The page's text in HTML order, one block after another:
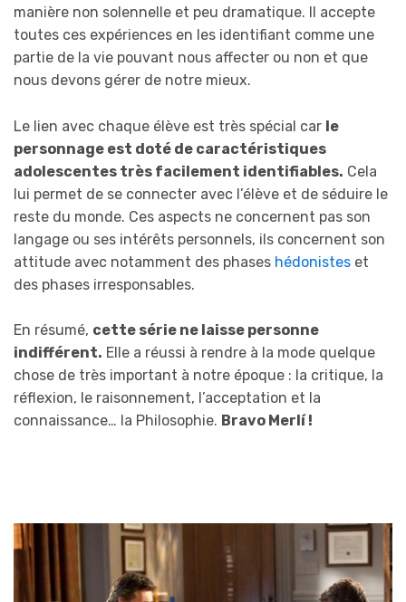
manière non solennelle et peu dramatique. Il accepte
toutes ces expériences en les identifiant comme une
partie de la vie pouvant nous affecter ou non et que
nous devons gérer de notre mieux.
Le lien avec chaque élève est très spécial car le
personnage est doté de caractéristiques
adolescentes très facilement identifiables. Cela
lui permet de se connecter avec l’élève et de séduire le
reste du monde. Ces aspects ne concernent pas son
langage ou ses intérêts personnels, ils concernent son
attitude avec notamment des phases hédonistes et
des phases irresponsables.
En résumé, cette série ne laisse personne
indifférent. Elle a réussi à rendre à la mode quelque
chose de très important à notre époque : la critique, la
réflexion, le raisonnement, l’acceptation et la
connaissance… la Philosophie. Bravo Merlí !